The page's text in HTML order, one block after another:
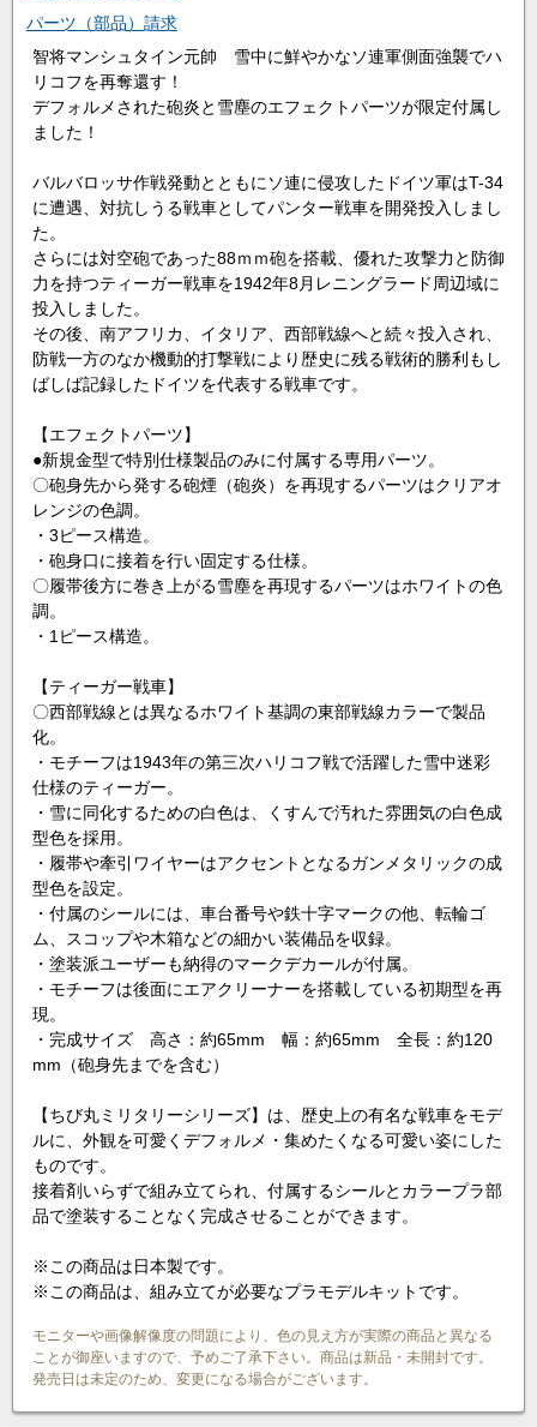
パーツ（部品）請求
智将マンシュタイン元帥 雪中に鮮やかなソ連軍側面強襲でハ
リコフを再奪還す！
デフォルメされた砲炎と雪塵のエフェクトパーツが限定付属し
ました！
バルバロッサ作戦発動とともにソ連に侵攻したドイツ軍はT-34
に遭遇、対抗しうる戦車としてパンター戦車を開発投入しまし
た。
さらには対空砲であった88ｍｍ砲を搭載、優れた攻撃力と防御
力を持つティーガー戦車を1942年8月レニングラード周辺域に
投入しました。
その後、南アフリカ、イタリア、西部戦線へと続々投入され、
防戦一方のなか機動的打撃戦により歴史に残る戦術的勝利もし
ばしば記録したドイツを代表する戦車です。
【エフェクトパーツ】
●新規金型で特別仕様製品のみに付属する専用パーツ。
〇砲身先から発する砲煙（砲炎）を再現するパーツはクリアオ
レンジの色調。
・3ピース構造。
・砲身口に接着を行い固定する仕様。
〇履帯後方に巻き上がる雪塵を再現するパーツはホワイトの色
調。
・1ピース構造。
【ティーガー戦車】
〇西部戦線とは異なるホワイト基調の東部戦線カラーで製品
化。
・モチーフは1943年の第三次ハリコフ戦で活躍した雪中迷彩
仕様のティーガー。
・雪に同化するための白色は、くすんで汚れた雰囲気の白色成
型色を採用。
・履帯や牽引ワイヤーはアクセントとなるガンメタリックの成
型色を設定。
・付属のシールには、車台番号や鉄十字マークの他、転輪ゴ
ム、スコップや木箱などの細かい装備品を収録。
・塗装派ユーザーも納得のマークデカールが付属。
・モチーフは後面にエアクリーナーを搭載している初期型を再
現。
・完成サイズ 高さ：約65mm 幅：約65mm 全長：約120
mm（砲身先までを含む）
【ちび丸ミリタリーシリーズ】は、歴史上の有名な戦車をモデ
ルに、外観を可愛くデフォルメ・集めたくなる可愛い姿にした
ものです。
接着剤いらずで組み立てられ、付属するシールとカラープラ部
品で塗装することなく完成させることができます。
※この商品は日本製です。
※この商品は、組み立てが必要なプラモデルキットです。
モニターや画像解像度の問題により、色の見え方が実際の商品と異なる
ことが御座いますので、予めご了承下さい。商品は新品・未開封です。
発売日は未定のため、変更になる場合がございます。